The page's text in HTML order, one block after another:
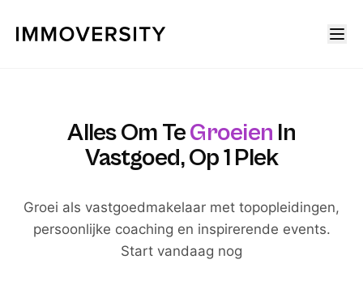
Alles Om TeGroeien In
Vastgoed, Op 1 Plek
Groei als vastgoedmakelaar met topopleidingen,
persoonlijke coaching en inspirerende events.
Start vandaag nog